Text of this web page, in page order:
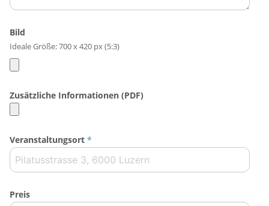
Bild
Ideale Größe: 700 x 420 px (5:3)
Zusätzliche Informationen (PDF)
Veranstaltungsort *
Preis